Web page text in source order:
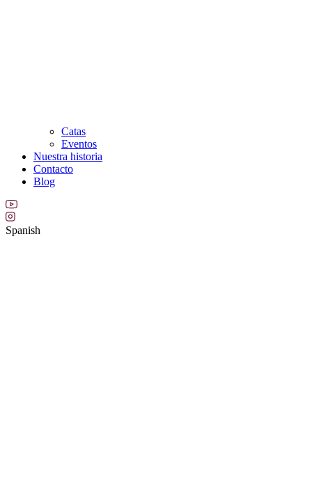
Catas
Eventos
Nuestra historia
Contacto
Blog
Spanish